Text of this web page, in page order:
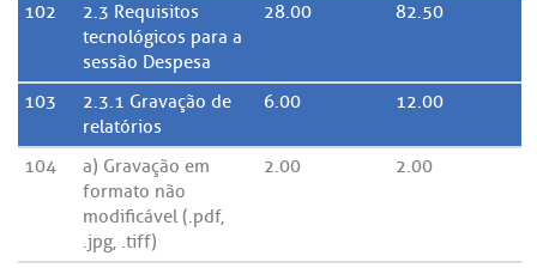
102
2.3 Requisitos
tecnológicos para a
sessão Despesa
28.00 82.50
103
2.3.1 Gravação de
relatórios
6.00 12.00
104
a) Gravação em
formato não
modificável (.pdf,
.jpg, .tiff)
2.00 2.00